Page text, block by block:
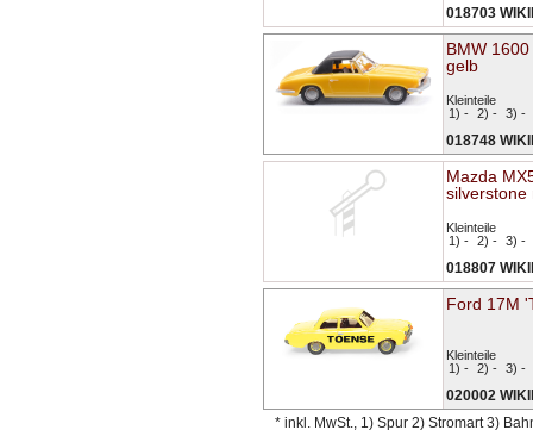
018703
BMW
gelb
Kleinteile
1) - 2) - 3) -
018748
Mazda
silverstone
Kleinteile
1) - 2) - 3) -
018807
Ford 17M
Kleinteile
1) - 2) - 3) -
020002
* inkl. MwSt., 1) Spur 2) Stromart 3)